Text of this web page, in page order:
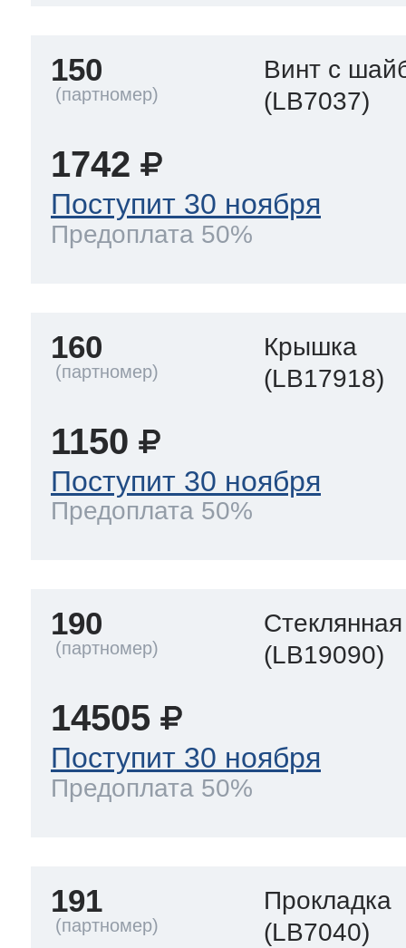
150
Винт с
(LB7037)
1742
Поступит 30 ноября
Предоплата 50%
160
Крышка
(LB17918)
1150
Поступит 30 ноября
Предоплата 50%
190
(LB19090)
14505
Поступит 30 ноября
Предоплата 50%
191
Прокладка
(LB7040)